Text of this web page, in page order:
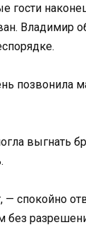
гости
Владимир
позвонила
выгнать
— спокойно
без